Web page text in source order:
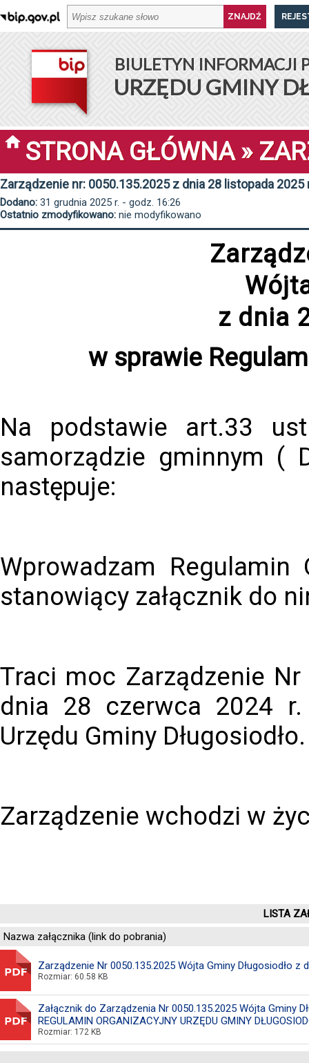
BIULETYN INFORMACJI
URZĘDU GMINY
STRONA GŁÓWNA»
Zarządzenie nr: 0050.135.2025 z dnia 28 listopada 2025
Dodano: 31 grudnia 2025 r. - godz. 16:26
Ostatnio zmodyfikowano: nie modyfikowano
z dnia
w sprawie
Na podstawie art.33
samorządzie gminnym (
następuje:
Wprowadzam Regulamin
stanowiący załącznik do
Traci moc Zarządzenie Nr
dnia 28 czerwca 2024 r.
Urzędu Gminy Długosiodło.
Zarządzenie wchodzi w
LISTA
Nazwa załącznika (link do pobrania)
Zarządzenie Nr 0050.135.2025 Wójta Gminy Długosiodło z
Rozmiar: 60.58 KB
Załącznik do Zarządzenia Nr 0050.135.2025 Wójta Gminy
REGULAMIN ORGANIZACYJNY URZĘDU GMINY
Rozmiar: 172 KB